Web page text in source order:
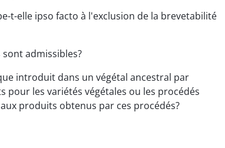
t-elle ipso facto à l'exclusion de la brevetabilité
admissibles?
introduit dans un végétal ancestral par
pour les variétés végétales ou les procédés
produits obtenus par ces procédés?